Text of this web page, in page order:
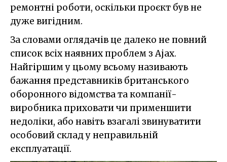
ремонтні роботи, оскільки проєкт був не
дуже вигідним.
За словами оглядачів це далеко не повний
список всіх наявних проблем з Ajax.
Найгіршим у цьому всьому називають
бажання представників британського
оборонного відомства та компанії-
виробника приховати чи применшити
недоліки, або навіть взагалі звинуватити
особовий склад у неправильній
експлуатації.